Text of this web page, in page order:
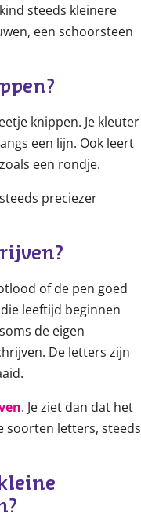
steeds kleinere
een schoorsteen
knippen. Je kleuter
een lijn. Ook leert
een rondje.
preciezer
of de pen goed
leeftijd beginnen
de eigen
De letters zijn
. Je ziet dan dat het
soorten letters, steeds